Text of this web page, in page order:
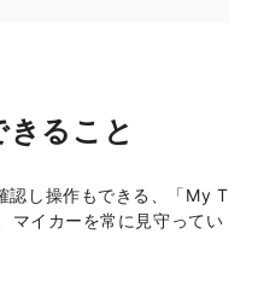
ること
認し操作もできる、「My T
マイカーを常に見守ってい